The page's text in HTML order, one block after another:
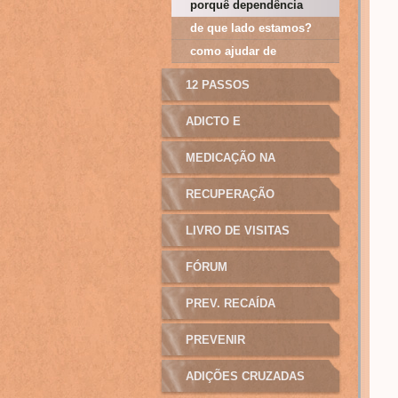
porquê dependência
de que lado estamos?
como ajudar de
12 PASSOS
ADICTO E
MANIPULAÇÃO
MEDICAÇÃO NA
ADICÇÃO
RECUPERAÇÃO
LIVRO DE VISITAS
FÓRUM
PREV. RECAÍDA
PREVENIR
ADIÇÕES CRUZADAS